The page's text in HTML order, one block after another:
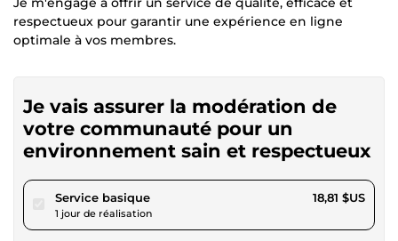
respectueux pour garantir une expérience en ligne
optimale à vos membres.
Je vais assurer la modération de
votre communauté pour un
environnement sain et respectueux
Service basiquepour 17,34 $US
1 jour de réalisation
18,81 $US